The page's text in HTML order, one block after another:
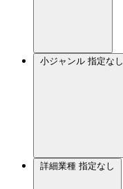
小ジャンル 指定なし
詳細業種 指定なし